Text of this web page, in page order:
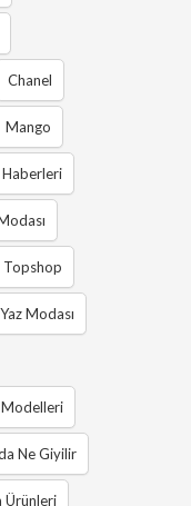
Chanel
Mango
Topshop
Yaz Modası
Modelleri
Ne Giyilir
Ürünleri